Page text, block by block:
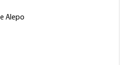
Alepo